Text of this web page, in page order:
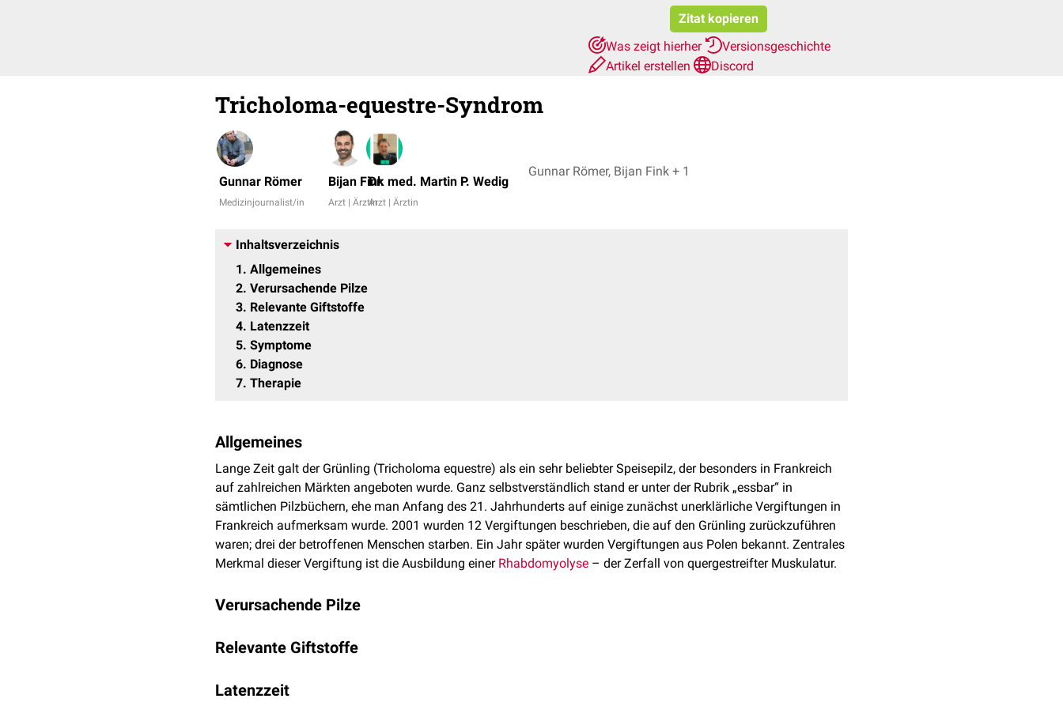
Zitat kopieren
Was zeigt hierher
Versionsgeschichte
Artikel erstellen
Discord
Tricholoma-equestre-Syndrom
Gunnar Römer
Medizinjournalist/in
Bijan Fink
Arzt | Ärztin
Dr. med. Martin P. Wedig
Arzt | Ärztin
Gunnar Römer, Bijan Fink + 1
Inhaltsverzeichnis
1 Allgemeines
2 Verursachende Pilze
3 Relevante Giftstoffe
4 Latenzzeit
5 Symptome
6 Diagnose
7 Therapie
Allgemeines
Lange Zeit galt der Grünling (Tricholoma equestre) als ein sehr beliebter Speisepilz, der besonders in Frankreich
auf zahlreichen Märkten angeboten wurde. Ganz selbstverständlich stand er unter der Rubrik „essbar“ in
sämtlichen Pilzbüchern, ehe man Anfang des 21. Jahrhunderts auf einige zunächst unerklärliche Vergiftungen in
Frankreich aufmerksam wurde. 2001 wurden 12 Vergiftungen beschrieben, die auf den Grünling zurückzuführen
waren; drei der betroffenen Menschen starben. Ein Jahr später wurden Vergiftungen aus Polen bekannt. Zentrales
Merkmal dieser Vergiftung ist die Ausbildung einer Rhabdomyolyse – der Zerfall von quergestreifter Muskulatur.
Verursachende Pilze
Relevante Giftstoffe
sich die Anzeichen, dass es sich um eine aus Grünlingen isolierte chemische Substanz mit dem Namen
Latenzzeit